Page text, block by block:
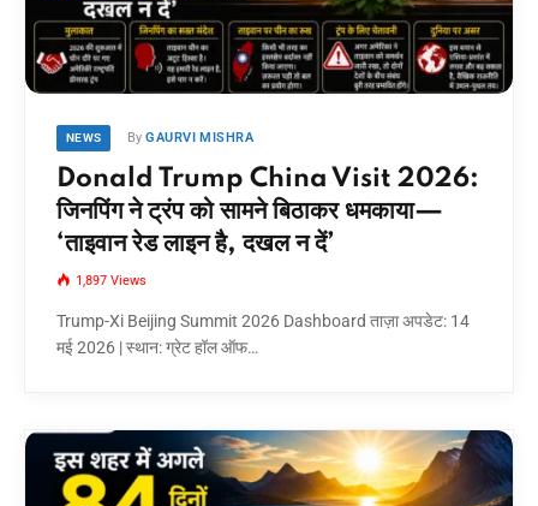
NEWS By GAURVI MISHRA
Donald Trump China Visit 2026:
जिनपिंग ने ट्रंप को सामने बिठाकर धमकाया—
‘ताइवान रेड लाइन है, दखल न दें’
1,897 Views
Trump-Xi Beijing Summit 2026 Dashboard ताज़ा अपडेट: 14
मई 2026 | स्थान: ग्रेट हॉल ऑफ…